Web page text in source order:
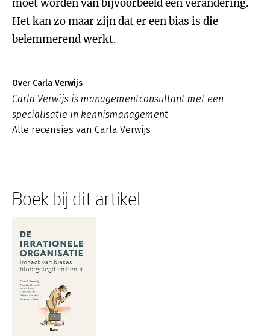
moet worden van bijvoorbeeld een verandering.
Het kan zo maar zijn dat er een bias is die
belemmerend werkt.
Over Carla Verwijs
Carla Verwijs is managementconsultant met een
specialisatie in kennismanagement.
Alle recensies van Carla Verwijs
Boek bij dit artikel